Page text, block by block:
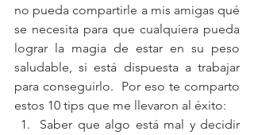
no pueda compartirle a mis amigas qué
se necesita para que cualquiera pueda
lograr la magia de estar en su peso
saludable, si está dispuesta a trabajar
para conseguirlo.  Por eso te comparto
estos 10 tips que me llevaron al éxito:
Saber que algo está mal y decidir